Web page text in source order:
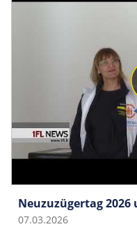
07.03.2026